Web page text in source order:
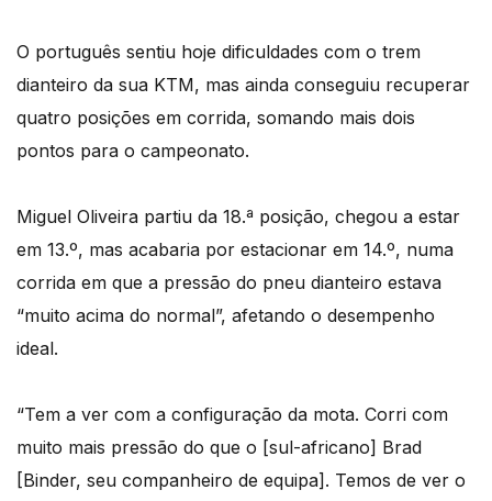
O português sentiu hoje dificuldades com o trem
dianteiro da sua KTM, mas ainda conseguiu recuperar
quatro posições em corrida, somando mais dois
pontos para o campeonato.
Miguel Oliveira partiu da 18.ª posição, chegou a estar
em 13.º, mas acabaria por estacionar em 14.º, numa
corrida em que a pressão do pneu dianteiro estava
“muito acima do normal”, afetando o desempenho
ideal.
“Tem a ver com a configuração da mota. Corri com
muito mais pressão do que o [sul-africano] Brad
[Binder, seu companheiro de equipa]. Temos de ver o